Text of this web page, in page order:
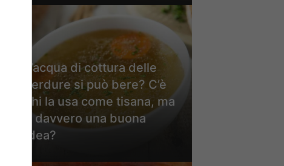
L’acqua di cottura delle
verdure si può bere? C’è
chi la usa come tisana, ma
è davvero una buona
idea?